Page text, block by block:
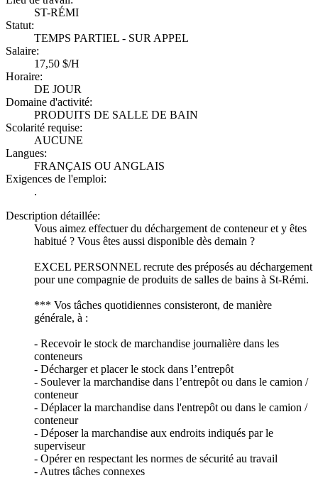
ST-RÉMI
Statut:
TEMPS PARTIEL - SUR APPEL
Salaire:
17,50 $/H
Horaire:
DE JOUR
Domaine d'activité:
PRODUITS DE SALLE DE BAIN
Scolarité requise:
AUCUNE
Langues:
FRANÇAIS OU ANGLAIS
Exigences de l'emploi:
.
Description détaillée:
Vous aimez effectuer du déchargement de conteneur et y êtes
habitué ? Vous êtes aussi disponible dès demain ?
EXCEL PERSONNEL recrute des préposés au déchargement
pour une compagnie de produits de salles de bains à St-Rémi.
*** Vos tâches quotidiennes consisteront, de manière
générale, à :
- Recevoir le stock de marchandise journalière dans les
conteneurs
- Décharger et placer le stock dans l’entrepôt
- Soulever la marchandise dans l’entrepôt ou dans le camion /
conteneur
- Déplacer la marchandise dans l'entrepôt ou dans le camion /
conteneur
- Déposer la marchandise aux endroits indiqués par le
superviseur
- Opérer en respectant les normes de sécurité au travail
- Autres tâches connexes